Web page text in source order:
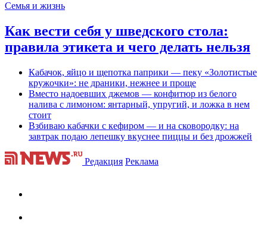
Семья и жизнь
Как вести себя у шведского стола:
правила этикета и чего делать нельзя
Кабачок, яйцо и щепотка паприки — пеку «Золотистые
кружочки»: не драники, нежнее и проще
Вместо надоевших джемов — конфитюр из белого
налива с лимоном: янтарный, упругий, и ложка в нем
стоит
Взбиваю кабачки с кефиром — и на сковородку: на
завтрак подаю лепешку вкуснее пиццы и без дрожжей
Редакция Реклама